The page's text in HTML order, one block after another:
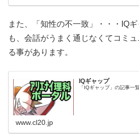
また、「知性の不一致」・・・IQ
も、会話がうまく通じなくてコミ
る事があります。
IQギャップ
「IQギャップ」の記事一
www.cl20.jp